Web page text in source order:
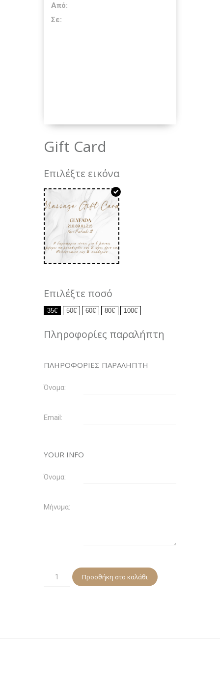
Από:
Σε:
Gift Card
Επιλέξτε εικόνα
Επιλέξτε ποσό
35€ 50€ 60€ 80€ 100€
Πληροφορίες παραλήπτη
ΠΛΗΡΟΦΟΡΙΕΣ ΠΑΡΑΛΗΠΤΗ
Όνομα:
Email:
YOUR INFO
Όνομα:
Μήνυμα:
Προσθήκη στο καλάθι